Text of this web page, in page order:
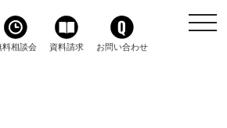
料相談会 資料請求 お問い合わせ